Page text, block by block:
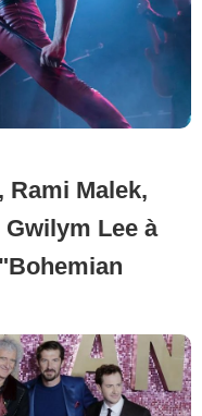
Rami Malek,
Gwilym Lee à